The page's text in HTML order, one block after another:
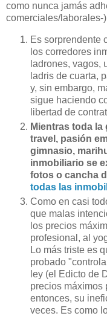
como nunca jamás
comerciales/laborales-
Es sorprendente
los corredores
ladrones, vagos,
ladris de cuarta,
y, sin embargo,
sigue haciendo
libertad de
Mientras toda
travel, pasión
gimnasio,
inmobiliario se
fotos o cancha
todas las
Como en casi
que malas
los precios
profesional, al
Lo más triste es
probado
ley (el Edicto de
precios máximos
entonces, su
veces. Es como